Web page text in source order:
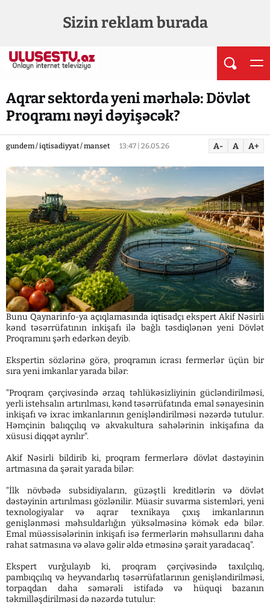
Sizin reklam burada
Aqrar sektorda yeni mərhələ: Dövlət
Proqramı nəyi dəyişəcək?
gundem / iqtisadiyyat / manset 13:47 | 26.05.26 A- A A+
Bunu Qaynarinfo-ya açıqlamasında iqtisadçı ekspert Akif Nəsirli
kənd təsərrüfatının inkişafı ilə bağlı təsdiqlənən yeni Dövlət
Proqramını şərh edərkən deyib.
Ekspertin sözlərinə görə, proqramın icrası fermerlər üçün bir
sıra yeni imkanlar yarada bilər:
"Proqram çərçivəsində ərzaq təhlükəsizliyinin gücləndirilməsi,
yerli istehsalın artırılması, kənd təsərrüfatında emal sənayesinin
inkişafı və ixrac imkanlarının genişləndirilməsi nəzərdə tutulur.
Həmçinin balıqçılıq və akvakultura sahələrinin inkişafına da
xüsusi diqqət ayrılır".
Akif Nəsirli bildirib ki, proqram fermerlərə dövlət dəstəyinin
artmasına da şərait yarada bilər:
"İlk növbədə subsidiyaların, güzəştli kreditlərin və dövlət
dəstəyinin artırılması gözlənilir. Müasir suvarma sistemləri, yeni
texnologiyalar və aqrar texnikaya çıxış imkanlarının
genişlənməsi məhsuldarlığın yüksəlməsinə kömək edə bilər.
Emal müəssisələrinin inkişafı isə fermerlərin məhsullarını daha
rahat satmasına və əlavə gəlir əldə etməsinə şərait yaradacaq".
Ekspert vurğulayıb ki, proqram çərçivəsində taxılçılıq,
pambıqçılıq və heyvandarlıq təsərrüfatlarının genişləndirilməsi,
torpaqdan daha səmərəli istifadə və hüquqi bazanın
təkmilləşdirilməsi də nəzərdə tutulur: